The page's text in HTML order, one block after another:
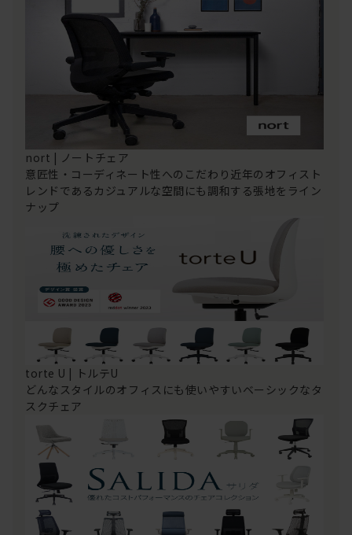
nort | ノートチェア
意匠性・コーディネート性へのこだわり近年のオフィスト
レンドであるカジュアルな空間にも調和する張地をライン
ナップ
torte U | トルテU
どんなスタイルのオフィスにも使いやすいベーシックなタ
スクチェア